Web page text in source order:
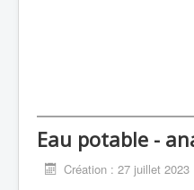
Eau potable -
Création : 27 juillet 2023